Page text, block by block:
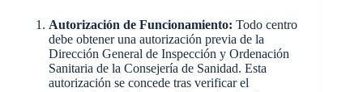
Autorización de Funcionamiento: Todo centro
debe obtener una autorización previa de la
Dirección General de Inspección y Ordenación
Sanitaria de la Consejería de Sanidad. Esta
autorización se concede tras verificar el